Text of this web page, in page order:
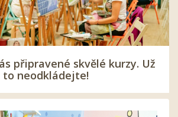
připravené skvělé kurzy. Už
to neodkládejte!